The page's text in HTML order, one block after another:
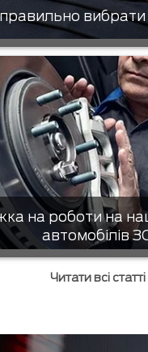
на роботи на
автомобілів
Читати всі статті